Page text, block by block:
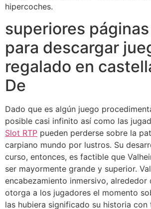
hipercoches.
superiores
para descargar
regalado en
De
Dado que es algún juego
posible casi infinito así­ como las
Slot RTP pueden perderse sobre la
carpiano mundo por lustros. Su
curso, entonces, es factible que
ser mayormente grande y superior.
encabezamiento inmersivo, alrededor
otorga a los jugadores el momento
las hubiera significado su historia